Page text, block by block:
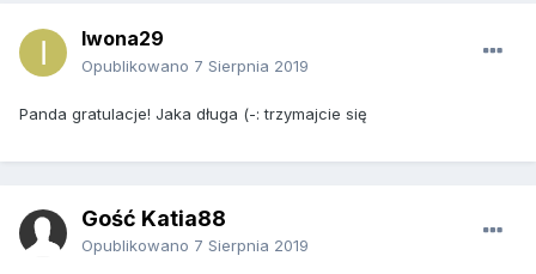
Iwona29
Opublikowano 7 Sierpnia 2019
Panda gratulacje! Jaka długa (-: trzymajcie się
Gość Katia88
Opublikowano 7 Sierpnia 2019